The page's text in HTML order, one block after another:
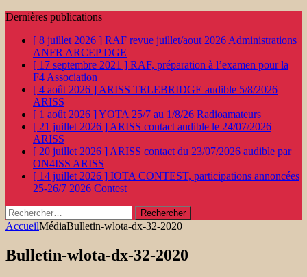
Dernières publications
[ 8 juillet 2026 ] RAF revue juillet/aout 2026 Administrations
ANFR ARCEP DGE
[ 17 septembre 2021 ] RAF, préparation à l’examen pour la
F4 Association
[ 4 août 2026 ] ARISS TELEBRIDGE audible 5/8/2026
ARISS
[ 1 août 2026 ]YOTA 25/7 au 1/8/26 Radioamateurs
[ 21 juillet 2026 ] ARISS contact audible le 24/07/2026
ARISS
[ 20 juillet 2026 ] ARISS contact du 23/07/2026 audible par
ON4ISS ARISS
[ 14 juillet 2026 ] IOTA CONTEST, participations annoncées
25-26/7 2026 Contest
Rechercher :
AccueilMédiaBulletin-wlota-dx-32-2020
Bulletin-wlota-dx-32-2020